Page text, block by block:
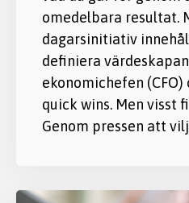
omedelbara resultat.
dagarsinitiativ
definiera
ekonomichefen (CFO)
quick wins. Men visst
Genom pressen att